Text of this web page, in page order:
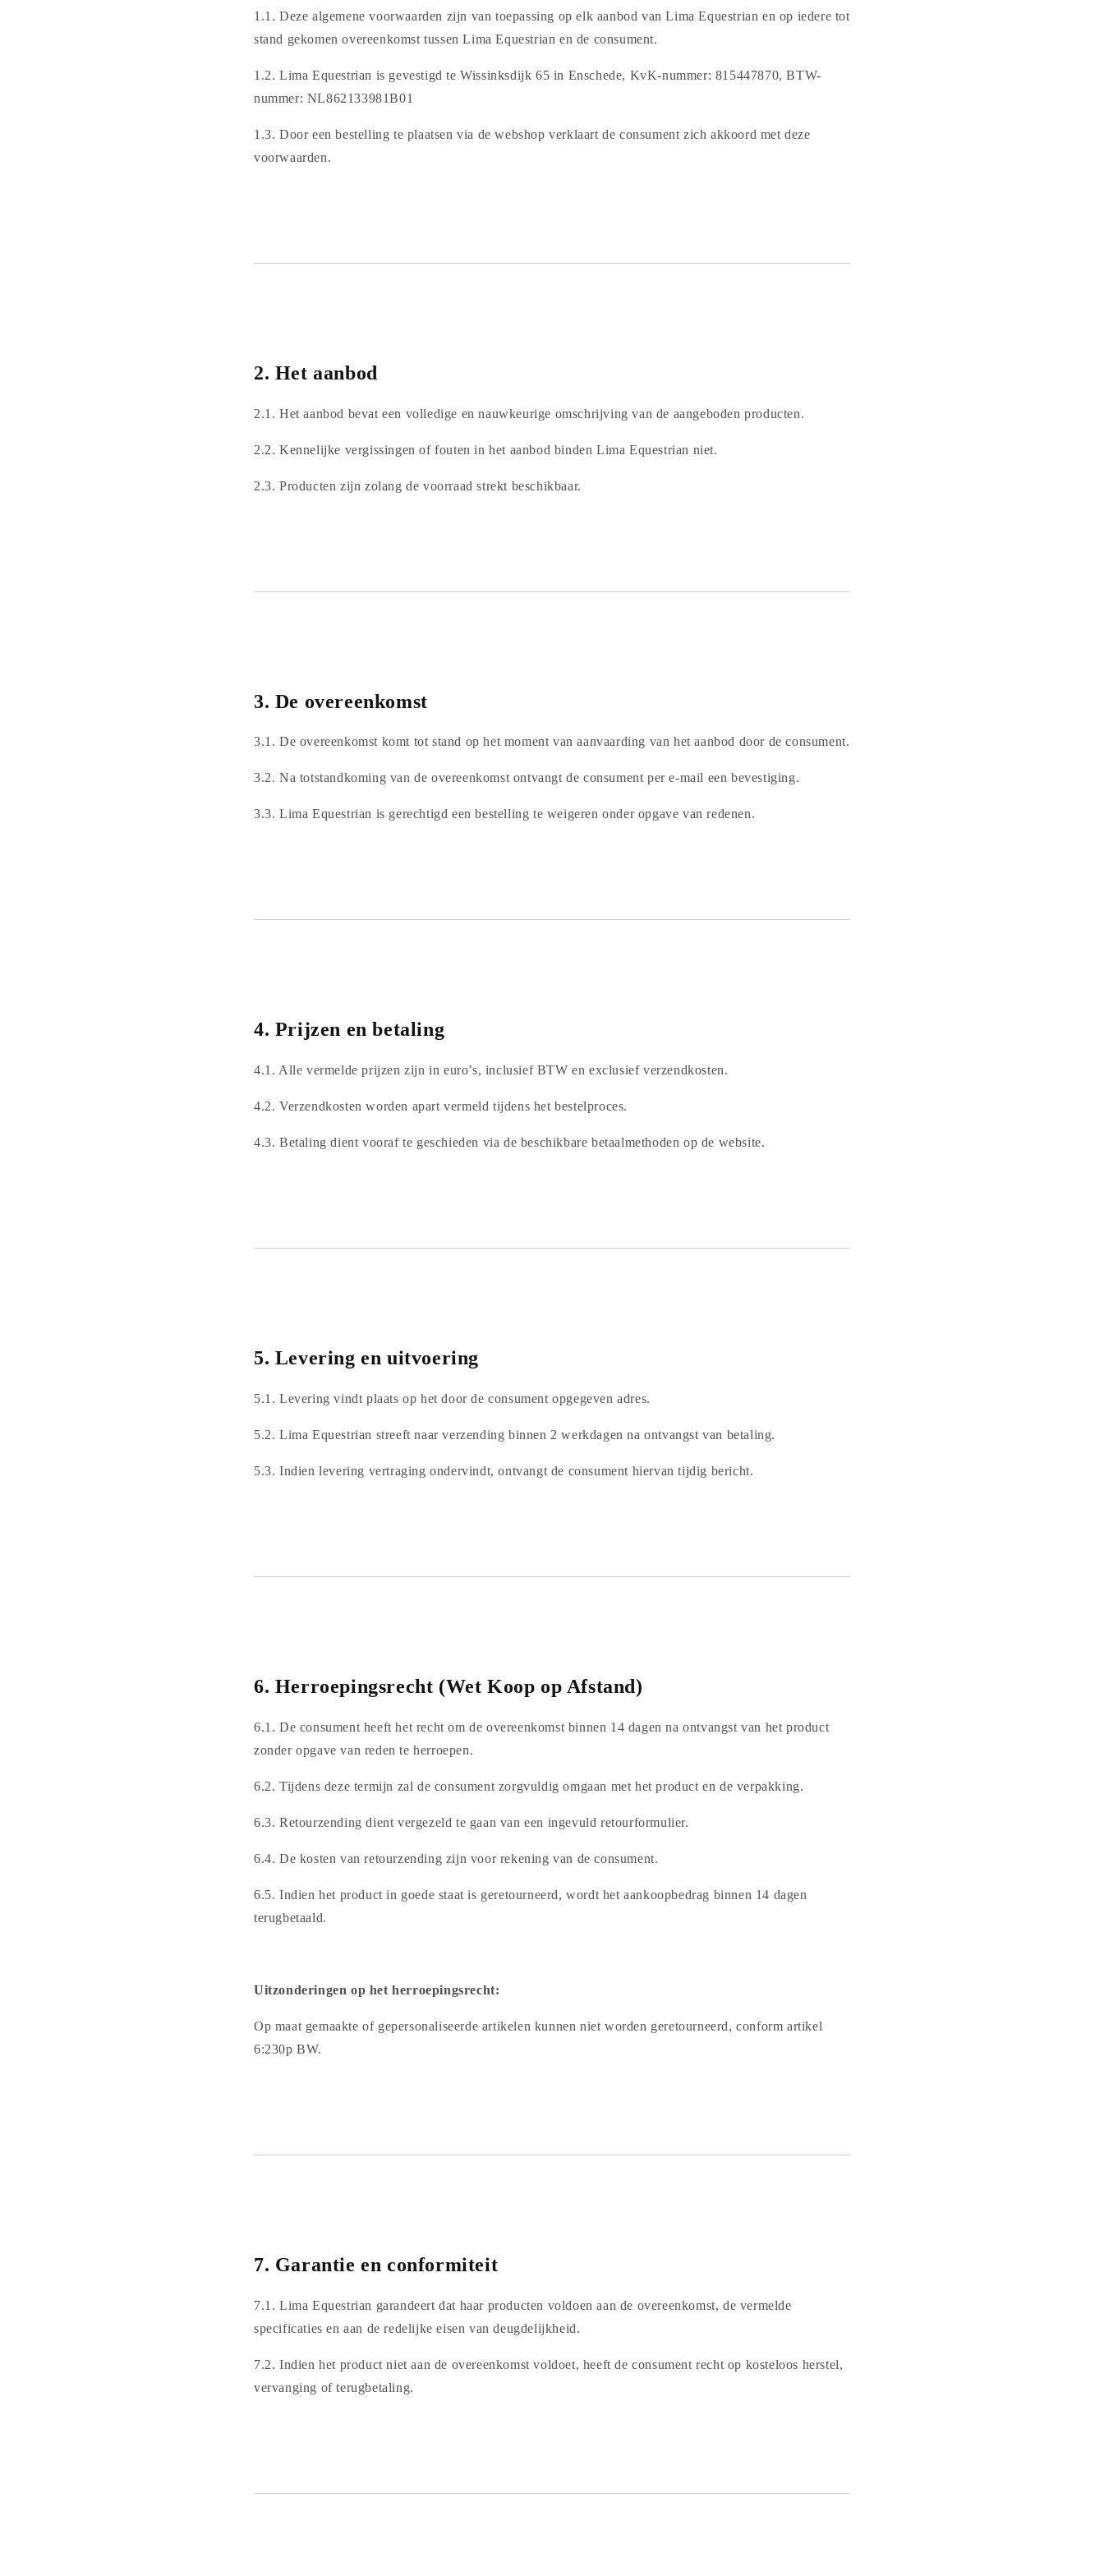
o
1.1. Deze algemene voorwaarden zijn van toepassing op elk aanbod van Lima Equestrian en op iedere tot
stand gekomen overeenkomst tussen Lima Equestrian en de consument.
1.2. Lima Equestrian is gevestigd te Wissinksdijk 65 in Enschede, KvK-nummer: 815447870, BTW-
nummer: NL862133981B01
1.3. Door een bestelling te plaatsen via de webshop verklaart de consument zich akkoord met deze
voorwaarden.
2. Het aanbod
2.1. Het aanbod bevat een volledige en nauwkeurige omschrijving van de aangeboden producten.
2.2. Kennelijke vergissingen of fouten in het aanbod binden Lima Equestrian niet.
2.3. Producten zijn zolang de voorraad strekt beschikbaar.
3. De overeenkomst
3.1. De overeenkomst komt tot stand op het moment van aanvaarding van het aanbod door de consument.
3.2. Na totstandkoming van de overeenkomst ontvangt de consument per e-mail een bevestiging.
3.3. Lima Equestrian is gerechtigd een bestelling te weigeren onder opgave van redenen.
4. Prijzen en betaling
4.1. Alle vermelde prijzen zijn in euro’s, inclusief BTW en exclusief verzendkosten.
4.2. Verzendkosten worden apart vermeld tijdens het bestelproces.
4.3. Betaling dient vooraf te geschieden via de beschikbare betaalmethoden op de website.
5. Levering en uitvoering
5.1. Levering vindt plaats op het door de consument opgegeven adres.
5.2. Lima Equestrian streeft naar verzending binnen 2 werkdagen na ontvangst van betaling.
5.3. Indien levering vertraging ondervindt, ontvangt de consument hiervan tijdig bericht.
6. Herroepingsrecht (Wet Koop op Afstand)
6.1. De consument heeft het recht om de overeenkomst binnen 14 dagen na ontvangst van het product
zonder opgave van reden te herroepen.
6.2. Tijdens deze termijn zal de consument zorgvuldig omgaan met het product en de verpakking.
6.3. Retourzending dient vergezeld te gaan van een ingevuld retourformulier.
6.4. De kosten van retourzending zijn voor rekening van de consument.
6.5. Indien het product in goede staat is geretourneerd, wordt het aankoopbedrag binnen 14 dagen
terugbetaald.
Uitzonderingen op het herroepingsrecht:
Op maat gemaakte of gepersonaliseerde artikelen kunnen niet worden geretourneerd, conform artikel
6:230p BW.
7. Garantie en conformiteit
7.1. Lima Equestrian garandeert dat haar producten voldoen aan de overeenkomst, de vermelde
specificaties en aan de redelijke eisen van deugdelijkheid.
7.2. Indien het product niet aan de overeenkomst voldoet, heeft de consument recht op kosteloos herstel,
vervanging of terugbetaling.